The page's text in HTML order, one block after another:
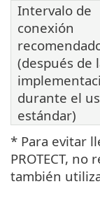
Intervalo de
conexión
(después de
durante el
estándar)
* Para evitar
PROTECT,
también